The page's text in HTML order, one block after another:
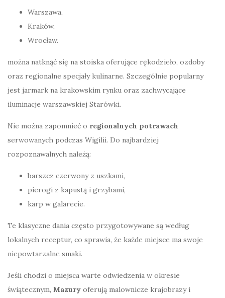
Warszawa,
Kraków,
Wrocław.
można natknąć się na stoiska oferujące rękodzieło, ozdoby
oraz regionalne specjały kulinarne. Szczególnie popularny
jest jarmark na krakowskim rynku oraz zachwycające
iluminacje warszawskiej Starówki.
Nie można zapomnieć o regionalnych potrawach
serwowanych podczas Wigilii. Do najbardziej
rozpoznawalnych należą:
barszcz czerwony z uszkami,
pierogi z kapustą i grzybami,
karp w galarecie.
Te klasyczne dania często przygotowywane są według
lokalnych receptur, co sprawia, że każde miejsce ma swoje
niepowtarzalne smaki.
Jeśli chodzi o miejsca warte odwiedzenia w okresie
świątecznym, Mazury oferują malownicze krajobrazy i